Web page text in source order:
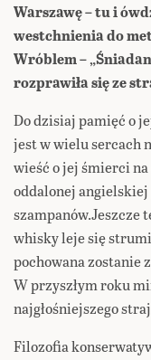
Warszawę – tu i
westchnienia do
Wróblem –
rozprawiła się ze
Do dzisiaj pamięć o
jest w wielu sercach
wieść o jej śmierci
oddalonej
szampanów.Jeszcze
whisky leje się
pochowana zostanie
W przyszłym roku
najgłośniejszego
Filozofia